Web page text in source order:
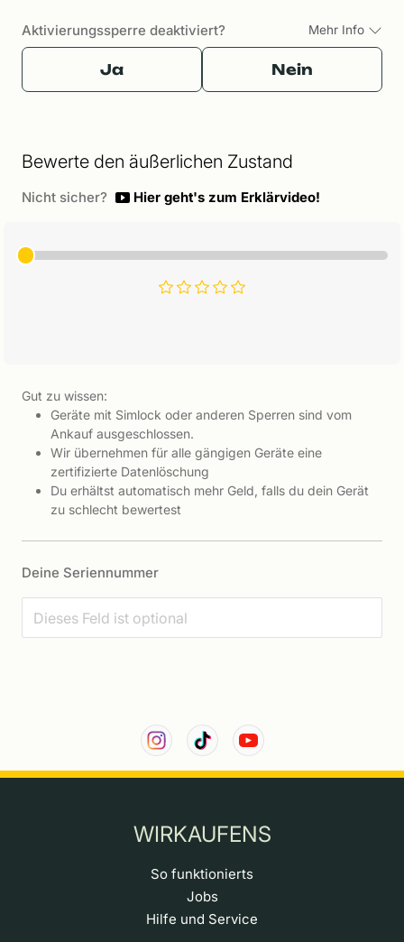
Aktivierungssperre deaktiviert? Mehr Info
Ja Nein
Bewerte den äußerlichen Zustand
Nicht sicher? Hier geht's zum Erklärvideo!
Gut zu wissen:
Geräte mit Simlock oder anderen Sperren sind vom
Ankauf ausgeschlossen.
Wir übernehmen für alle gängigen Geräte eine
zertifizierte Datenlöschung
Du erhältst automatisch mehr Geld, falls du dein Gerät
zu schlecht bewertest
Deine Seriennummer
WIRKAUFENS
So funktionierts
Jobs
Hilfe und Service